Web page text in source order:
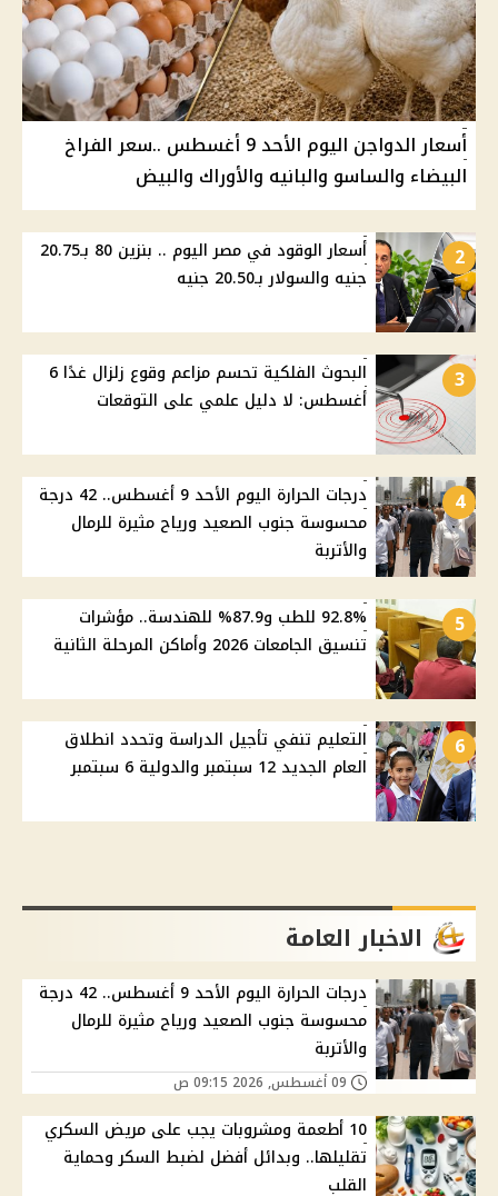
أسعار الدواجن اليوم الأحد 9 أغسطس ..سعر الفراخ
البيضاء والساسو والبانيه والأوراك والبيض
2
أسعار الوقود في مصر اليوم .. بنزين 80 بـ20.75
جنيه والسولار بـ20.50 جنيه
3
البحوث الفلكية تحسم مزاعم وقوع زلزال غدًا 6
أغسطس: لا دليل علمي على التوقعات
4
درجات الحرارة اليوم الأحد 9 أغسطس.. 42 درجة
محسوسة جنوب الصعيد ورياح مثيرة للرمال
والأتربة
5
92.8% للطب و87.9% للهندسة.. مؤشرات
تنسيق الجامعات 2026 وأماكن المرحلة الثانية
6
التعليم تنفي تأجيل الدراسة وتحدد انطلاق
العام الجديد 12 سبتمبر والدولية 6 سبتمبر
الاخبار العامة
درجات الحرارة اليوم الأحد 9 أغسطس.. 42 درجة
محسوسة جنوب الصعيد ورياح مثيرة للرمال
والأتربة
10 أطعمة ومشروبات يجب على مريض السكري
تقليلها.. وبدائل أفضل لضبط السكر وحماية
القلب